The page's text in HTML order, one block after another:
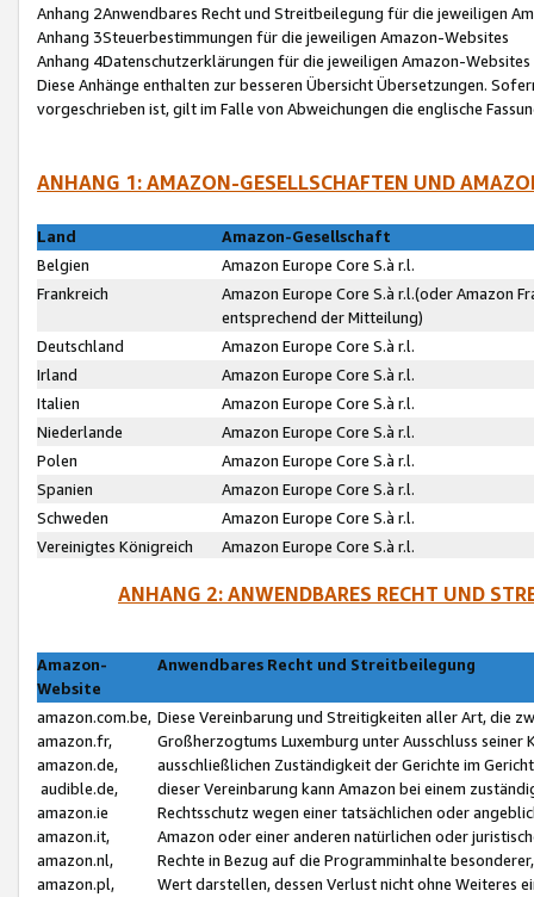
Anhang 2Anwendbares Recht und Streitbeilegung für die jeweiligen
Anhang 3Steuerbestimmungen für die jeweiligen Amazon-Websites
Anhang 4Datenschutzerklärungen für die jeweiligen Amazon-Websites
Diese Anhänge enthalten zur besseren Übersicht Übersetzungen.
vorgeschrieben ist, gilt im Falle von Abweichungen die englische
ANHANG 1: AMAZON-GESELLSCHAFTEN UND
Land
Amazon-Gesellschaft
Belgien
Amazon Europe Core S.à r.l.
Frankreich
Amazon Europe Core S.à r.l.(oder Amazon
entsprechend der Mitteilung)
Deutschland
Amazon Europe Core S.à r.l.
Irland
Amazon Europe Core S.à r.l.
Italien
Amazon Europe Core S.à r.l.
Niederlande
Amazon Europe Core S.à r.l.
Polen
Amazon Europe Core S.à r.l.
Spanien
Amazon Europe Core S.à r.l.
Schweden
Amazon Europe Core S.à r.l.
Vereinigtes Königreich
Amazon Europe Core S.à r.l.
ANHANG 2: ANWENDBARES RECHT UND
Amazon-
Website
Anwendbares Recht und Streitbeilegung
amazon.com.be,
amazon.fr,
amazon.de,
audible.de,
amazon.ie
amazon.it,
amazon.nl,
amazon.pl,
Diese Vereinbarung und Streitigkeiten aller Art, die
Großherzogtums Luxemburg unter Ausschluss
ausschließlichen Zuständigkeit der Gerichte im
dieser Vereinbarung kann Amazon bei einem
Rechtsschutz wegen einer tatsächlichen oder
Amazon oder einer anderen natürlichen oder
Rechte in Bezug auf die Programminhalte
Wert darstellen, dessen Verlust nicht ohne Weiteres